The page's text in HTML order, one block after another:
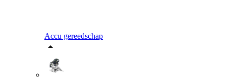
Accu gereedschap